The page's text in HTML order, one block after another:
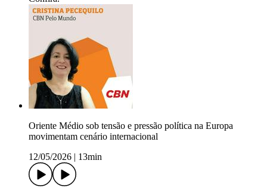
Oriente Médio sob tensão e pressão política na Europa
movimentam cenário internacional
12/05/2026
13min